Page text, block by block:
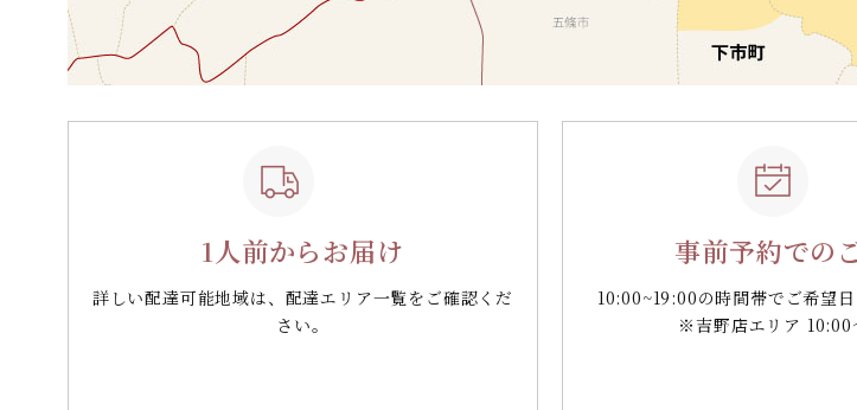
1人前からお届け
詳しい配達可能地域は、配達エリア一覧をご確認くだ
さい。
事前予約での
10:00~19:00の時間帯で ご希望
※吉野店エリア 10:00